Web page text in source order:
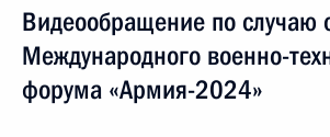
Видеообращение по случаю
Международного военно-
форума «Армия-2024»